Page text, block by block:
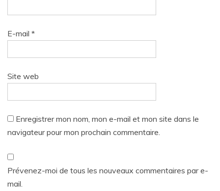
E-mail *
Site web
Enregistrer mon nom, mon e-mail et mon site dans le
navigateur pour mon prochain commentaire.
Prévenez-moi de tous les nouveaux commentaires par e-
mail.